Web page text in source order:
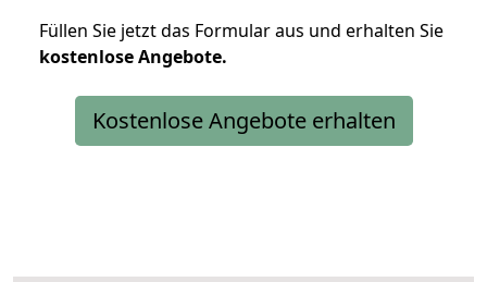
Füllen Sie jetzt das Formular aus und erhalten Sie
kostenloseAngebote.
Kostenlose Angebote erhalten